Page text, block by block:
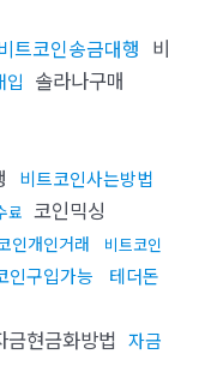
트코인송금대행 비
입 솔라나구매
비트코인사는방법
료 코인믹싱
인개인거래
비트코인
인구입가능
테더돈
금현금화방법 자금